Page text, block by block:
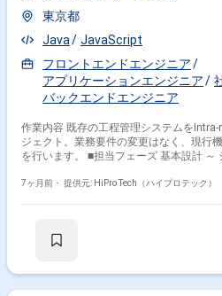
東京都
Java
JavaScript
フロントエンドエンジニア
アプリケーションエンジニア
バックエンドエンジニア
作業内容 既存の工程管理システムを
ジェクト。業務要件の変更はなく、現行
を行います。 ■担当フェーズ 基本設計 ～
の画面・機能設計 ・Java/JavaScriptを用
7ヶ月前・ 提供元: HiPro Tech（ハイプロテック）